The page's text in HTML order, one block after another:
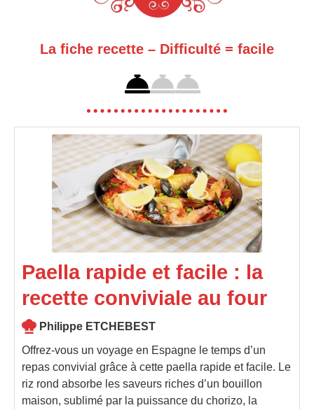
La fiche recette – Difficulté = facile
Paella rapide et facile : la
recette conviviale au four
Philippe ETCHEBEST
Offrez-vous un voyage en Espagne le temps d’un
repas convivial grâce à cette paella rapide et facile. Le
riz rond absorbe les saveurs riches d’un bouillon
maison, sublimé par la puissance du chorizo, la